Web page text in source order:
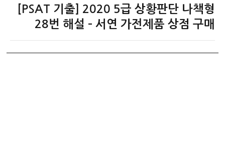
[PSAT 기출] 2020 5급 상황판단 나책형
28번 해설 – 서연 가전제품 상점 구매